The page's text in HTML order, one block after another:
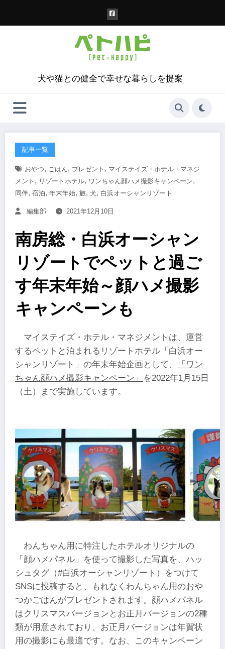
犬や猫との健全で幸せな暮らしを提案
記事一覧
おやつ, ごはん, プレゼント , マイステイズ・ホテル・マネジ
メント , リゾートホテル, ワンちゃん顔ハメ撮影キャンペーン,
同伴, 宿泊, 年末年始, 旅, 犬, 白浜オーシャンリゾート
編集部 2021年12月10日
南房総・白浜オーシャン
リゾートでペットと過ご
す年末年始～顔ハメ撮影
キャンペーンも
マイステイズ・ホテル・マネジメントは、運営
するペットと泊まれるリゾートホテル「白浜オー
シャンリゾート」の年末年始企画として、
「ワン
ちゃん顔ハメ撮影キャンペーン」
を2022年1月15日
（土）まで実施しています。
わんちゃん用に特注したホテルオリジナルの
「顔ハメパネル」を使って撮影した写真を、ハッ
シュタグ（#白浜オーシャンリゾート）をつけて
SNSに投稿すると、もれなくわんちゃん用のおや
つかごはんがプレゼントされます。顔ハメパネル
はクリスマスバージョンとお正月バージョンの2種
類が用意されており、お正月バージョンは年賀状
用の撮影にも最適です。なお、このキャンペーン